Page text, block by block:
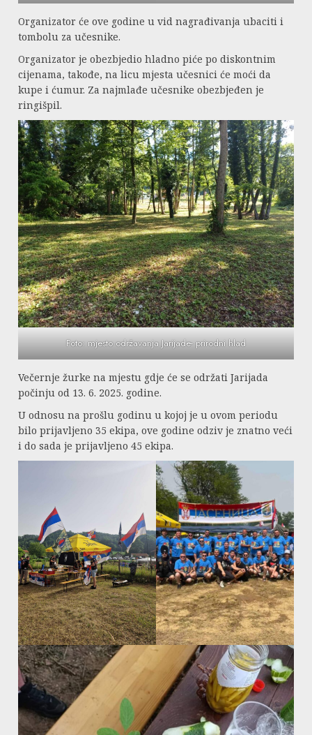
Organizator će ove godine u vid nagrađivanja ubaciti i
tombolu za učesnike.
Organizator je obezbjedio hladno piće po diskontnim
cijenama, takođe, na licu mjesta učesnici će moći da
kupe i ćumur. Za najmlađe učesnike obezbjeđen je
ringišpil.
Foto: mjesto održavanja Jarijade- prirodni hlad
Večernje žurke na mjestu gdje će se održati Jarijada
počinju od 13. 6. 2025. godine.
U odnosu na prošlu godinu u kojoj je u ovom periodu
bilo prijavljeno 35 ekipa, ove godine odziv je znatno veći
i do sada je prijavljeno 45 ekipa.